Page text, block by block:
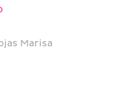
Marisa